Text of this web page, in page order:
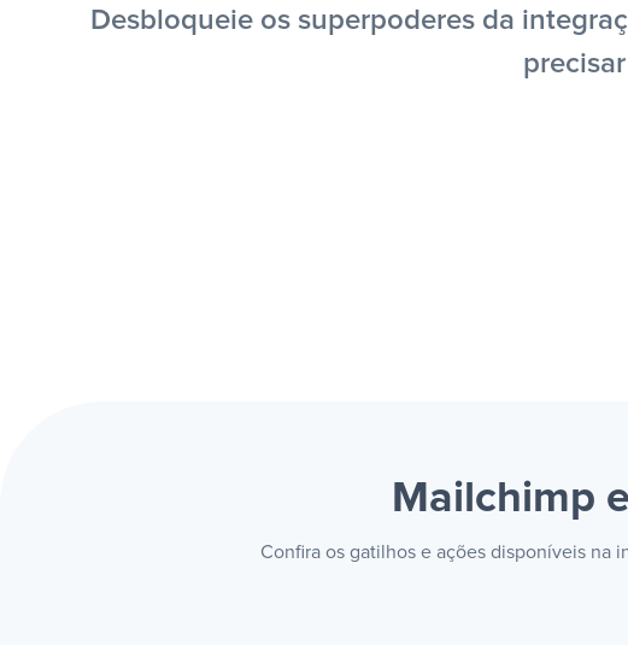
Desbloqueie os superpoderes da
Mailchimp
Confira os gatilhos e ações disponíveis na